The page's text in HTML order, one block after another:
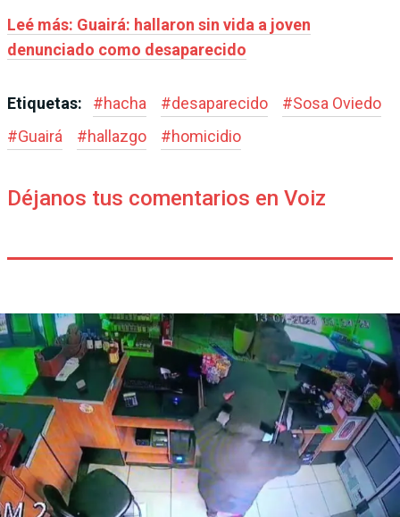
Leé más: Guairá: hallaron sin vida a joven
denunciado como desaparecido
Etiquetas: #hacha #desaparecido #Sosa Oviedo
#Guairá #hallazgo #homicidio
Déjanos tus comentarios en Voiz